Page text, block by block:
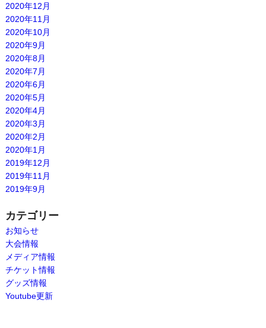
2020年12月
2020年11月
2020年10月
2020年9月
2020年8月
2020年7月
2020年6月
2020年5月
2020年4月
2020年3月
2020年2月
2020年1月
2019年12月
2019年11月
2019年9月
カテゴリー
お知らせ
大会情報
メディア情報
チケット情報
グッズ情報
Youtube更新